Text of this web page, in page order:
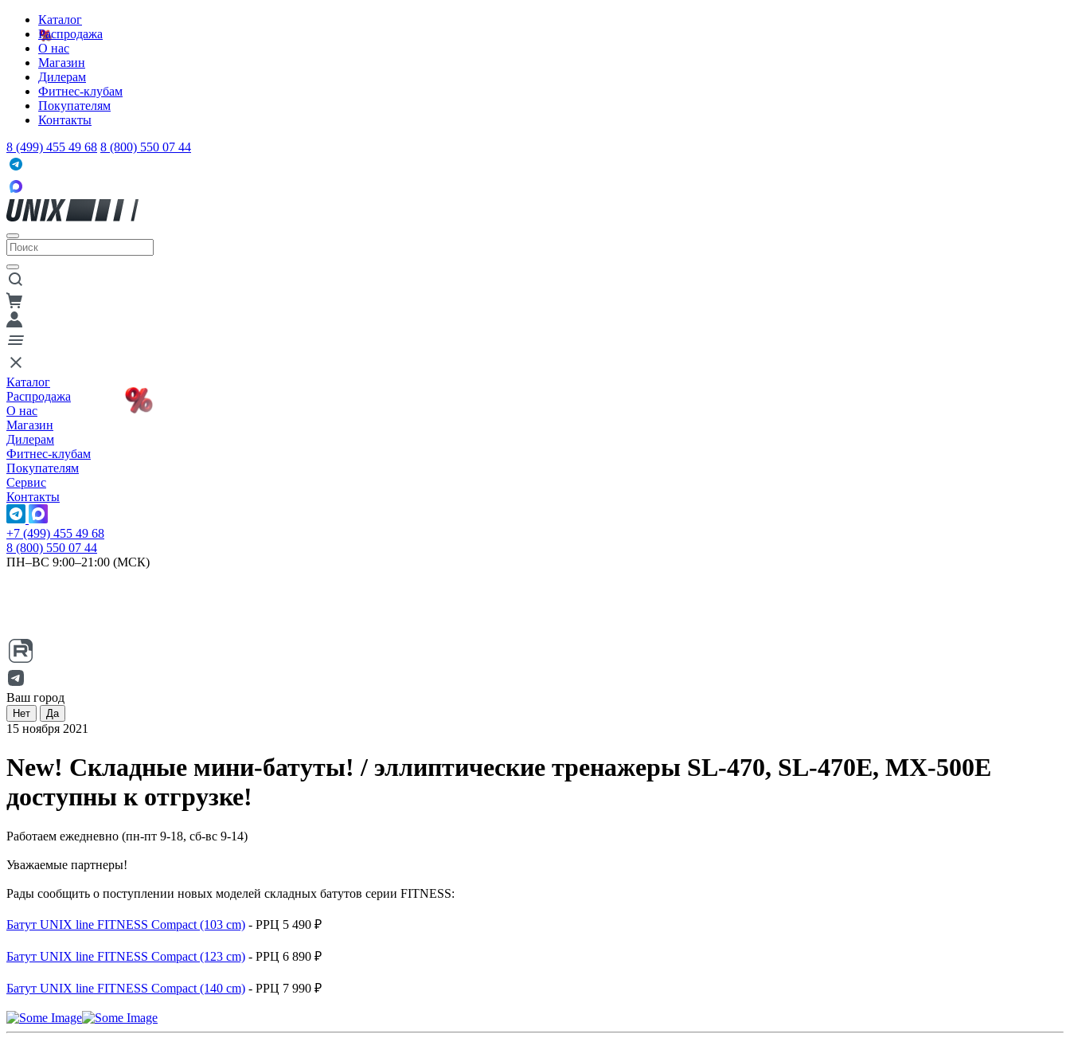
Каталог
Распродажа
О нас
Магазин
Дилерам
Фитнес-клубам
Покупателям
Контакты
8 (499) 455 49 68 8 (800) 550 07 44
Каталог
Распродажа
О нас
Магазин
Дилерам
Фитнес-клубам
Покупателям
Сервис
Контакты
+7 (499) 455 49 68
8 (800) 550 07 44
ПН–ВС 9:00–21:00 (МСК)
Ваш город
Нет Да
15 ноября 2021
New! Складные мини-батуты! / эллиптические тренажеры SL-470, SL-470E, MX-500E
доступны к отгрузке!
Работаем ежедневно (пн-пт 9-18, сб-вс 9-14)
Уважаемые партнеры!
Рады сообщить о поступлении новых моделей складных батутов серии FITNESS:
Батут UNIX line FITNESS Compact (103 cm) - РРЦ 5 490 ₽
Батут UNIX line FITNESS Compact (123 cm) - РРЦ 6 890 ₽
Батут UNIX line FITNESS Compact (140 cm) - РРЦ 7 990 ₽